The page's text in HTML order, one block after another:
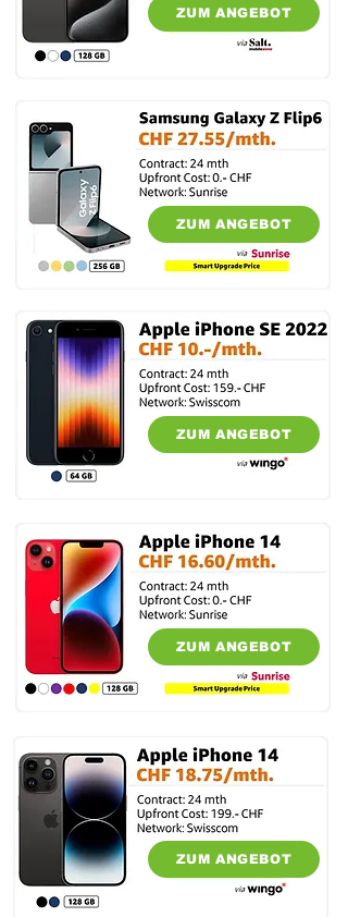
ZUM ANGEBOT
ZUM ANGEBOT
ZUM ANGEBOT
ZUM ANGEBOT
ZUM ANGEBOT